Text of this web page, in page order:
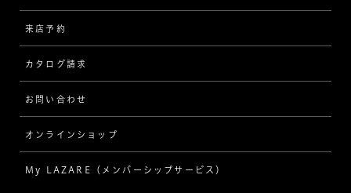
ワンサイドメレ
ダブルサイドメレ
ラインメレ
人気の婚約指輪
結婚指輪（マリッジリング）
指輪
ダイヤモンド
プロポーズ
結婚式
来店予約
カタログ請求
お問い合わせ
オンラインショップ
My LAZARE（メンバーシップサービス）